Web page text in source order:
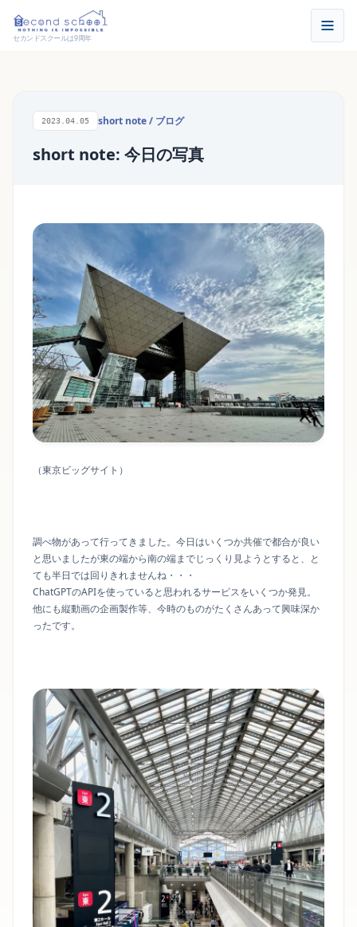
セカンドスクールは9周年
2023.04.05 short note/ ブログ
short note: 今日の写真
（東京ビッグサイト）
調べ物があって行ってきました。今日はいくつか共催で都合が良い
と思いましたが東の端から南の端までじっくり見ようとすると、と
ても半日では回りきれませんね・・・
ChatGPTのAPIを使っていると思われるサービスをいくつか発見。
他にも縦動画の企画製作等、今時のものがたくさんあって興味深か
ったです。